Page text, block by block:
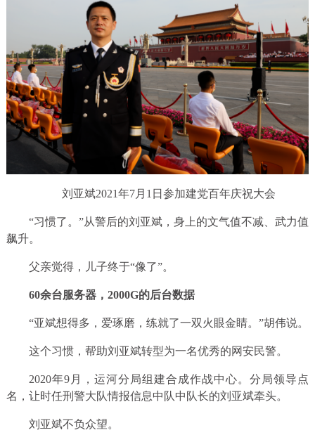
刘亚斌2021年7月1日参加建党百年庆祝大会
“习惯了。”从警后的刘亚斌，身上的文气值不减、武力值
飙升。
父亲觉得，儿子终于“像了”。
60余台服务器，2000G的后台数据
“亚斌想得多，爱琢磨，练就了一双火眼金睛。”胡伟说。
这个习惯，帮助刘亚斌转型为一名优秀的网安民警。
2020年9月，运河分局组建合成作战中心。分局领导点
名，让时任刑警大队情报信息中队中队长的刘亚斌牵头。
刘亚斌不负众望。